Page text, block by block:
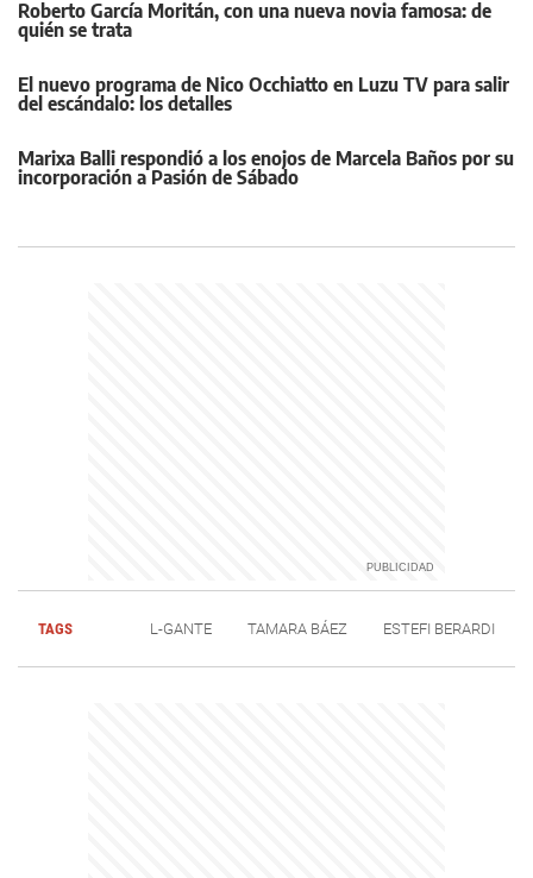
Roberto García Moritán, con una nueva novia famosa: de
quién se trata
El nuevo programa de Nico Occhiatto en Luzu TV para salir
del escándalo: los detalles
Marixa Balli respondió a los enojos de Marcela Baños por su
incorporación a Pasión de Sábado
TAGS L-GANTE TAMARA BÁEZ ESTEFI BERARDI